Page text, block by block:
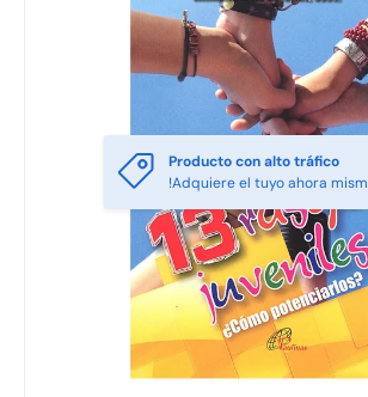
Producto con alto tráfico
!Adquiere el tuyo ahora